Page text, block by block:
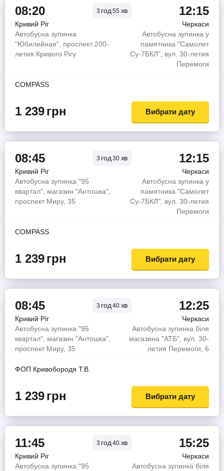
08:20 3 год55 хв 12:15
Кривий Ріг
Черкаси
Автобусна зупинка
"Юбилейная", проспект 200-
летия Кривого Рігу
Автобусна зупинка у
памятника "Самолет
Су-7БКЛ", вул. 30-летия
Перемоги
COMPASS
1 239грн Вибрати дату
08:45 3 год30 хв 12:15
Кривий Ріг
Черкаси
Автобусна зупинка "95
квартал", магазин "Антошка",
проспект Миру, 35
Автобусна зупинка у
памятника "Самолет
Су-7БКЛ", вул. 30-летия
Перемоги
COMPASS
1 239грн Вибрати дату
08:45 3 год40 хв 12:25
Кривий Ріг
Черкаси
Автобусна зупинка "95
квартал", магазин "Антошка",
проспект Миру, 35
Автобусна зупинка біля
магазина "АТБ", вул. 30-
летия Перемоги, 6
ФОП Кривобородя Т.В.
1 239грн Вибрати дату
11:45 3 год40 хв 15:25
Кривий Ріг
Черкаси
Автобусна зупинка "95
Автобусна зупинка біля